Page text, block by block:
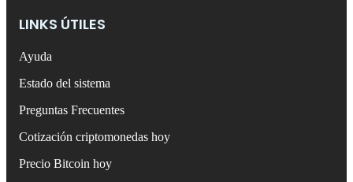
LINKS ÚTILES
Ayuda
Estado del sistema
Preguntas Frecuentes
Cotización criptomonedas hoy
Precio Bitcoin hoy